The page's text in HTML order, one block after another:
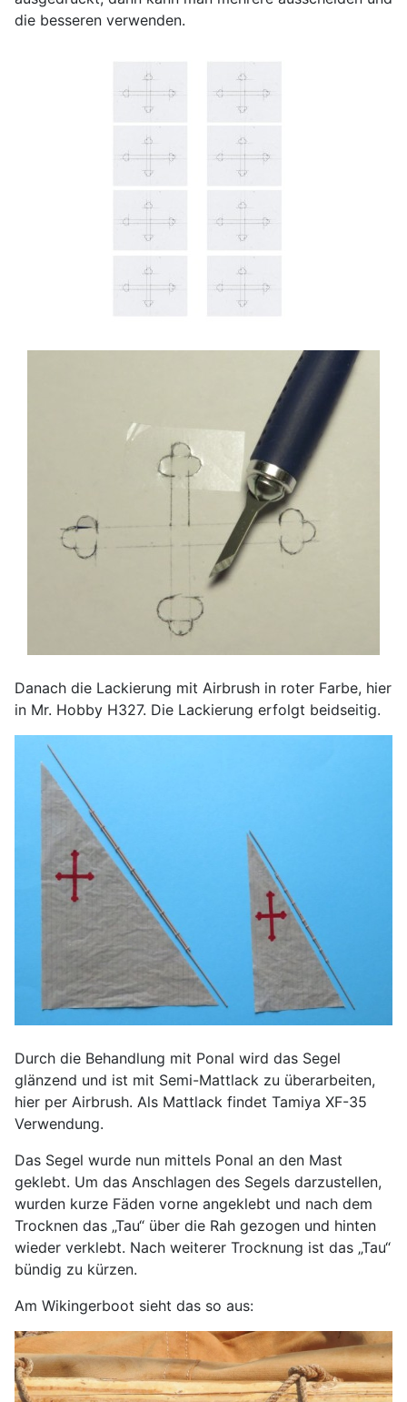
die besseren verwenden.
Danach die Lackierung mit Airbrush in roter Farbe, hier
in Mr. Hobby H327. Die Lackierung erfolgt beidseitig.
Durch die Behandlung mit Ponal wird das Segel
glänzend und ist mit Semi-Mattlack zu überarbeiten,
hier per Airbrush. Als Mattlack findet Tamiya XF-35
Verwendung.
Das Segel wurde nun mittels Ponal an den Mast
geklebt. Um das Anschlagen des Segels darzustellen,
wurden kurze Fäden vorne angeklebt und nach dem
Trocknen das „Tau“ über die Rah gezogen und hinten
wieder verklebt. Nach weiterer Trocknung ist das „Tau“
bündig zu kürzen.
Am Wikingerboot sieht das so aus: